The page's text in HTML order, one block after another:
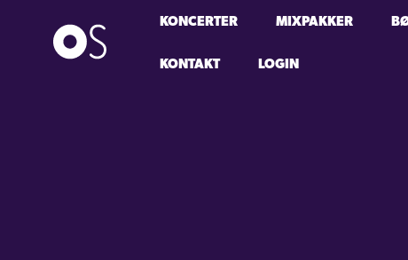
KONCERTER MIXPAKKER
KONTAKT LOGIN